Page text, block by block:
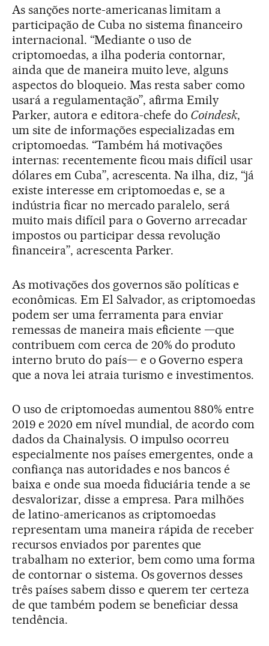
As sanções norte-americanas limitam a
participação de Cuba no sistema financeiro
internacional. “Mediante o uso de
criptomoedas, a ilha poderia contornar,
ainda que de maneira muito leve, alguns
aspectos do bloqueio. Mas resta saber como
usará a regulamentação”, afirma Emily
Parker, autora e editora-chefe do Coindesk,
um site de informações especializadas em
criptomoedas. “Também há motivações
internas: recentemente ficou mais difícil usar
dólares em Cuba”, acrescenta. Na ilha, diz, “já
existe interesse em criptomoedas e, se a
indústria ficar no mercado paralelo, será
muito mais difícil para o Governo arrecadar
impostos ou participar dessa revolução
financeira”, acrescenta Parker.
As motivações dos governos são políticas e
econômicas. Em El Salvador, as criptomoedas
podem ser uma ferramenta para enviar
remessas de maneira mais eficiente —que
contribuem com cerca de 20% do produto
interno bruto do país— e o Governo espera
que a nova lei atraia turismo e investimentos.
O uso de criptomoedas aumentou 880% entre
2019 e 2020 em nível mundial, de acordo com
dados da Chainalysis. O impulso ocorreu
especialmente nos países emergentes, onde a
confiança nas autoridades e nos bancos é
baixa e onde sua moeda fiduciária tende a se
desvalorizar, disse a empresa. Para milhões
de latino-americanos as criptomoedas
representam uma maneira rápida de receber
recursos enviados por parentes que
trabalham no exterior, bem como uma forma
de contornar o sistema. Os governos desses
três países sabem disso e querem ter certeza
de que também podem se beneficiar dessa
tendência.